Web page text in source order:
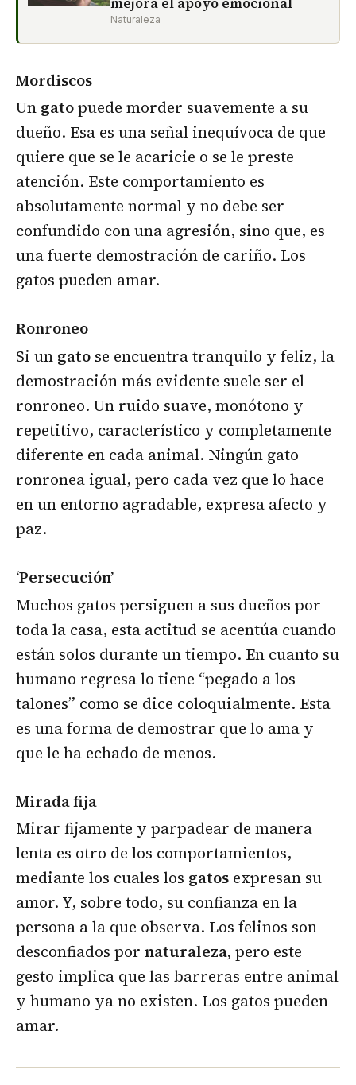
Naturaleza
Mordiscos
Un gatopuede morder suavemente a su
dueño. Esa es una señal inequívoca de que
quiere que se le acaricie o se le preste
atención. Este comportamiento es
absolutamente normal y no debe ser
confundido con una agresión, sino que, es
una fuerte demostración de cariño. Los
gatos pueden amar.
Ronroneo
Si un gato se encuentra tranquilo y feliz, la
demostración más evidente suele ser el
ronroneo. Un ruido suave, monótono y
repetitivo, característico y completamente
diferente en cada animal. Ningún gato
ronronea igual, pero cada vez que lo hace
en un entorno agradable, expresa afecto y
paz.
‘Persecución’
Muchos gatos persiguen a sus dueños por
toda la casa, esta actitud se acentúa cuando
están solos durante un tiempo. En cuanto su
humano regresa lo tiene “pegado a los
talones” como se dice coloquialmente. Esta
es una forma de demostrar que lo ama y
que le ha echado de menos.
Mirada fija
Mirar fijamente y parpadear de manera
lenta es otro de los comportamientos,
mediante los cuales los gatos expresan su
amor. Y, sobre todo, su confianza en la
persona a la que observa. Los felinos son
desconfiados por naturaleza, pero este
gesto implica que las barreras entre animal
y humano ya no existen. Los gatos pueden
amar.